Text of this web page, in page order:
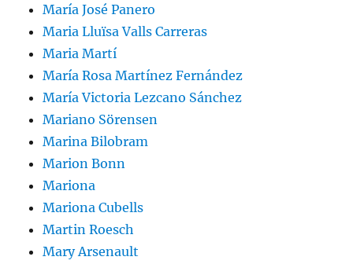
María José Panero
Maria Lluïsa Valls Carreras
Maria Martí
María Rosa Martínez Fernández
María Victoria Lezcano Sánchez
Mariano Sörensen
Marina Bilobram
Marion Bonn
Mariona
Mariona Cubells
Martin Roesch
Mary Arsenault